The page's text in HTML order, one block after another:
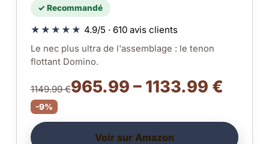
✓ Recommandé
★★★★★ 4.9/5 · 610 avis clients
Le nec plus ultra de l'assemblage : le tenon
flottant Domino.
1149.99 €965.99 – 1133.99 €
-9%
Voir sur Amazon